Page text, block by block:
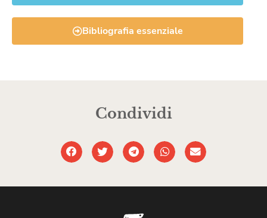
Bibliografia essenziale
Condividi